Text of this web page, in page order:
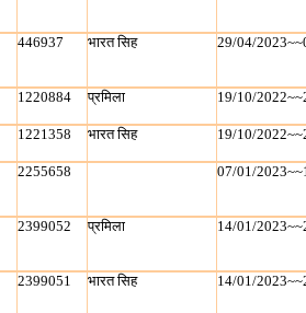
446937 भारत सिह 29/04/
1220884 प्रमिला 19/10/
1221358 भारत सिह 19/10/
2255658 07/01/
2399052 प्रमिला 14/01/
2399051 भारत सिह 14/01/